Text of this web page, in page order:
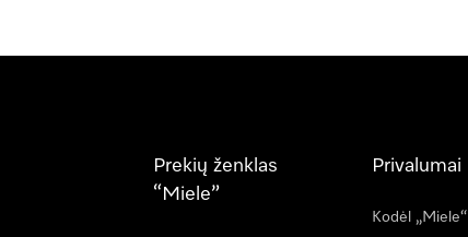
Prekių ženklas
“Miele”
Privalumai
Kodėl „Miele“